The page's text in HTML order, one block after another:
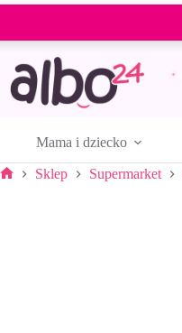
Przejdź
treści
Mama i dziecko
Sklep Supermarket